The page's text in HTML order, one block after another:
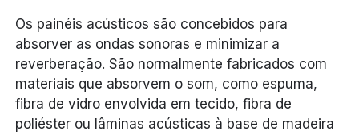
Os painéis acústicos são concebidos para
absorver as ondas sonoras e minimizar a
reverberação. São normalmente fabricados com
materiais que absorvem o som, como espuma,
fibra de vidro envolvida em tecido, fibra de
poliéster ou lâminas acústicas à base de madeira